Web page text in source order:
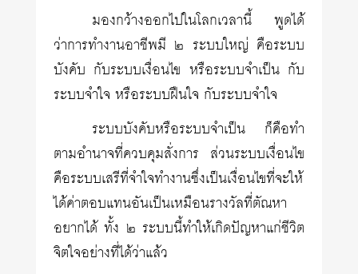
มองกว้างออกไปในโลกเวลานี้ พูดได้
ว่าการทำงานอาชีพมี ๒ ระบบใหญ่ คือระบบ
บังคับ กับระบบเงื่อนไข หรือระบบจำเป็น กับ
ระบบจำใจ หรือระบบฝืนใจ กับระบบจำใจ
ระบบบังคับหรือระบบจำเป็น ก็คือทำ
ตามอำนาจที่ควบคุมสั่งการ ส่วนระบบเงื่อนไข
คือระบบเสรีที่จำใจทำงานซึ่งเป็นเงื่อนไขที่จะให้
ได้ค่าตอบแทนอันเป็นเหมือนรางวัลที่ตัณหา
อยากได้ ทั้ง ๒ ระบบนี้ทำให้เกิดปัญหาแก่ชีวิต
จิตใจอย่างที่ได้ว่าแล้ว